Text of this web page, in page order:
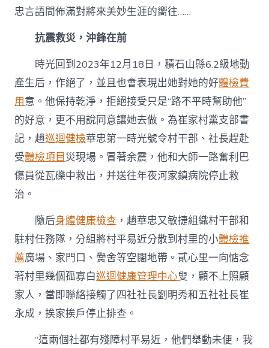
同
忠言語間佈滿對將來美妙生涯的嚮往……
抗震救災，沖鋒在前
時光回到2023年12月18日，積石山縣6.2級地動
產生后，作絕了，並且也會表現出她對她的好體檢費
用意。他保持乾淨，拒絕接受只是“路不平時幫助他”
的好意，更不用說同意讓她去做。為崔家村黨支部書
記，趙巡迴健檢華忠第一時光號令村干部、社長趕赴
受體檢項目 災現場。冒著余震，他和大師一路奮利巴
傷員從瓦礫中救出，并送往年夜河家鎮病院停止救
治。
隨后身體健康檢查 ，趙華忠又敏捷組織村干部和
駐村任務隊，分組將村平易近分散到村里的小體檢推
薦廣場、家門口、黌舍等空闊地帶。貳心里一向惦念
著村里幾個孤寡白巡迴健康管理中心叟，顧不上照顧
家人，當即聯絡接觸了四社社長劉明秀和五社社長崔
永成，挨家挨戶停止排查。
“這兩個社都有殘障村平易近，他們舉動未便，我